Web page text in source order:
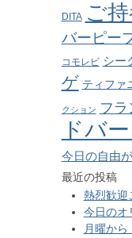
DITA ご
バーピー
コモレビ シー
ゲ ティファ
クション フ
ドバ
今日の自由
最近の投稿
熱烈歓迎
今日のオ
月曜から